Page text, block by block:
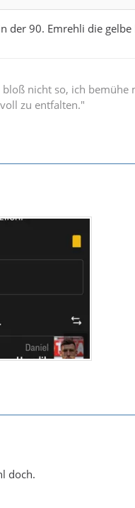
der 90. Emrehli die gelbe
nicht so, ich
zu entfalten."
doch.